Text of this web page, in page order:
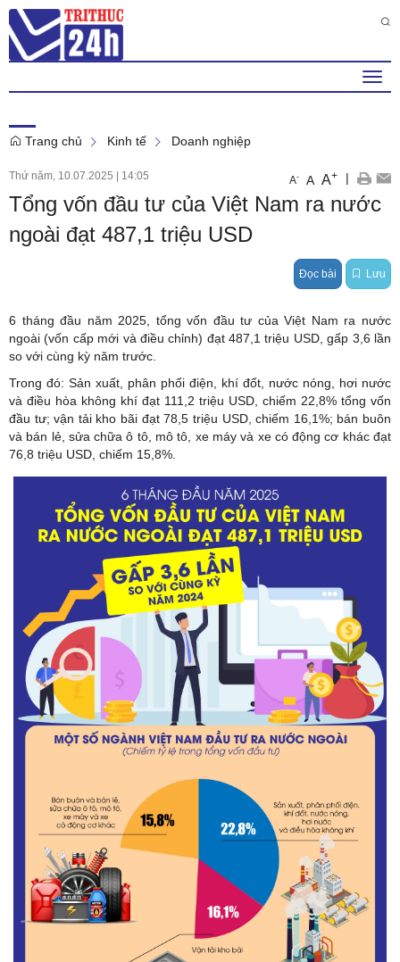
Trang chủ Kinh tế Doanh nghiệp
Thứ năm, 10.07.2025 | 14:05 A- A A+ |
Tổng vốn đầu tư của Việt Nam ra nước
ngoài đạt 487,1 triệu USD
Đọc bài Lưu
6 tháng đầu năm 2025, tổng vốn đầu tư của Việt Nam ra nước
ngoài (vốn cấp mới và điều chỉnh) đạt 487,1 triệu USD, gấp 3,6 lần
so với cùng kỳ năm trước.
Trong đó: Sản xuất, phân phối điện, khí đốt, nước nóng, hơi nước
và điều hòa không khí đạt 111,2 triệu USD, chiếm 22,8% tổng vốn
đầu tư; vận tải kho bãi đạt 78,5 triệu USD, chiếm 16,1%; bán buôn
và bán lẻ, sửa chữa ô tô, mô tô, xe máy và xe có động cơ khác đạt
76,8 triệu USD, chiếm 15,8%.